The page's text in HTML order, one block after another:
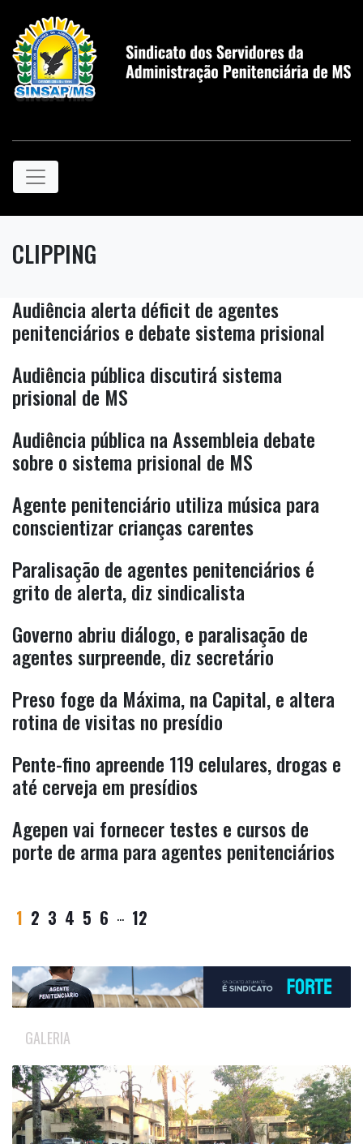
CLIPPING
Audiência alerta déficit de agentes
penitenciários e debate sistema prisional
Audiência pública discutirá sistema
prisional de MS
Audiência pública na Assembleia debate
sobre o sistema prisional de MS
Agente penitenciário utiliza música para
conscientizar crianças carentes
Paralisação de agentes penitenciários é
grito de alerta, diz sindicalista
Governo abriu diálogo, e paralisação de
agentes surpreende, diz secretário
Preso foge da Máxima, na Capital, e altera
rotina de visitas no presídio
Pente-fino apreende 119 celulares, drogas e
até cerveja em presídios
Agepen vai fornecer testes e cursos de
porte de arma para agentes penitenciários
1 2 3 4 5 6 ... 12
GALERIA